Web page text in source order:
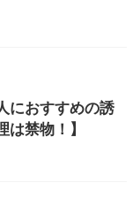
におすすめの誘
禁物！】